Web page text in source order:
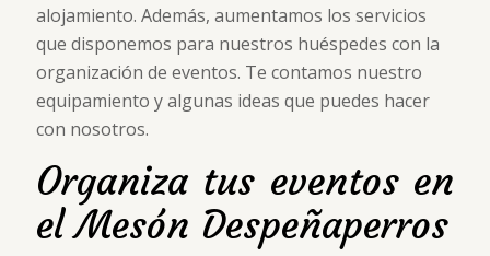
alojamiento. Además, aumentamos los servicios
que disponemos para nuestros huéspedes con la
organización de eventos. Te contamos nuestro
equipamiento y algunas ideas que puedes hacer
con nosotros.
Organiza tus eventos en
el Mesón Despeñaperros